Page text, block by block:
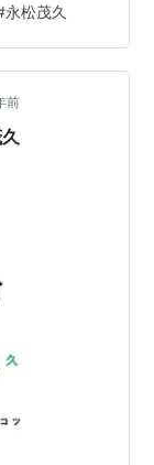
なぜ読もう
たいこと
き方が９割
茂久 すば
――「…
永松茂久
前